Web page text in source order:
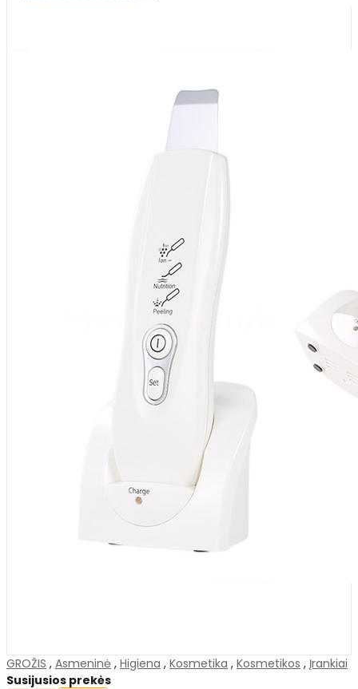
GROŽIS , Asmeninė , Higiena , Kosmetika , Kosmetikos , Įrankiai
Susijusios prekės